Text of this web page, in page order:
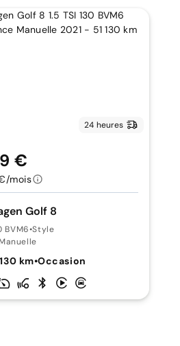
24 heures
Golf 8
BVM6•Style
Manuelle
km•Occasion
€
mois